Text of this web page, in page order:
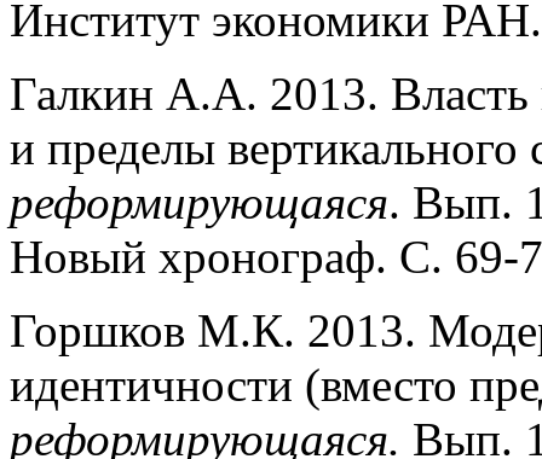
Институт экономики
Галкин А.А. 2013.
и пределы
реформирующаяся. Вып.
Новый хронограф. С. 69-
Горшков М.К. 2013.
идентичности (вместо
реформирующаяся. Вып.